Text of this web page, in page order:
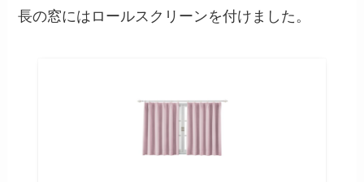
長の窓にはロールスクリーンを付けました。